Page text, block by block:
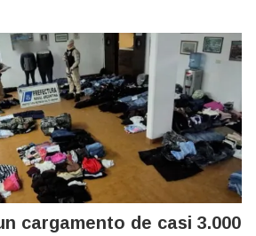
cargamento de casi 3.000